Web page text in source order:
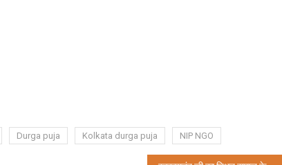
Durga puja Kolkata durga puja NIP NGO